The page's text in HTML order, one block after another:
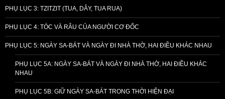
PHỤ LỤC 3: TZITZIT (TUA, DÂY, TUA RUA)
PHỤ LỤC 4: TÓC VÀ RÂU CỦA NGƯỜI CƠ ĐỐC
PHỤ LỤC 5: NGÀY SA-BÁT VÀ NGÀY ĐI NHÀ THỜ, HAI ĐIỀU KHÁC NHAU
PHỤ LỤC 5A: NGÀY SA-BÁT VÀ NGÀY ĐI NHÀ THỜ, HAI ĐIỀU KHÁC
NHAU
PHỤ LỤC 5B: GIỮ NGÀY SA-BÁT TRONG THỜI HIỆN ĐẠI